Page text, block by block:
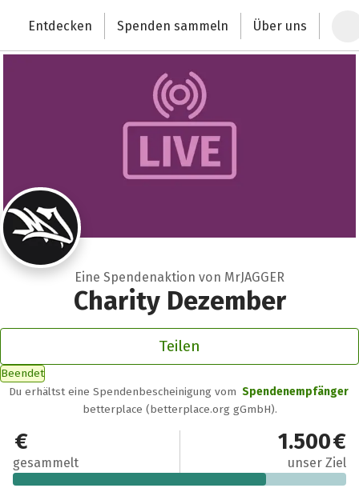
Deutschlands größte Spendenplattform
Entdecken Spenden sammeln Über uns
Eine Spendenaktion von MrJAGGER
Charity Dezember
Teilen
Beendet
Du erhältst eine Spendenbescheinigung vom Spendenempfänger
betterplace (betterplace.org gGmbH).
1.140 €
gesammelt
1.500 €
unser Ziel